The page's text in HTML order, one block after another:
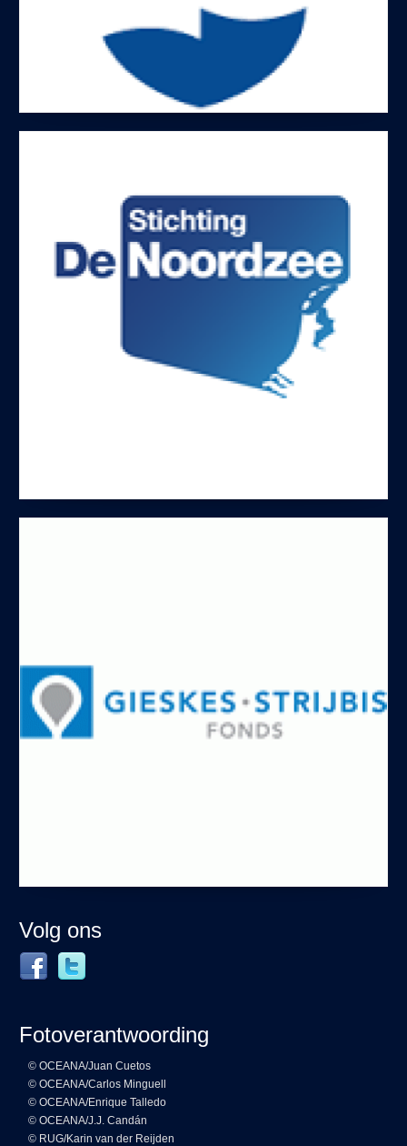
Volg ons
Fotoverantwoording
© OCEANA/Juan Cuetos
© OCEANA/Carlos Minguell
© OCEANA/Enrique Talledo
© OCEANA/J.J. Candán
© RUG/Karin van der Reijden